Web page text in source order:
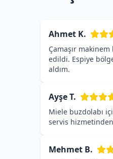
Ahmet K.
Çamaşır
edildi. Espiye
aldım.
Ayşe T.
Miele buzdolabı
servis
Mehmet B.